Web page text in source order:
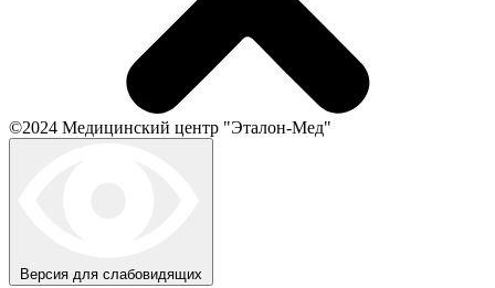
©2024 Медицинский центр "Эталон-Мед"
Версия для слабовидящих